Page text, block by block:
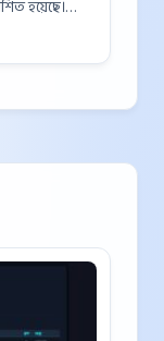
হয়েছে।
এসএসসি